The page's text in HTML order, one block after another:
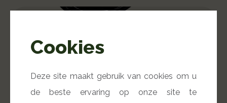
Master Touch serie
Cookies
Deze site maakt gebruik van cookies om u
de beste ervaring op onze site te